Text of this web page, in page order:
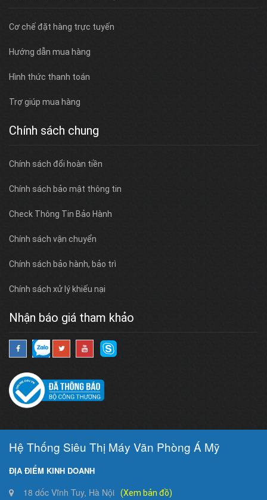
Cơ chế đặt hàng trực tuyến
Hướng dẫn mua hàng
Hình thức thanh toán
Trợ giúp mua hàng
Chính sách chung
Chính sách đổi hoàn tiền
Chính sách bảo mật thông tin
Check Thông Tin Bảo Hành
Chính sách vận chuyển
Chính sách bảo hành, bảo trì
Chính sách xử lý khiếu nại
Nhận báo giá tham khảo
Hệ Thống Siêu Thị Máy Văn Phòng Á Mỹ
ĐỊA ĐIỂM KINH DOANH
18 dốc Vĩnh Tuy, Hà Nội (Xem bản đồ)